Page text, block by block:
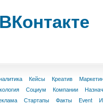
Кейсы Креатив
Социум Компании
Стартапы Факты Event